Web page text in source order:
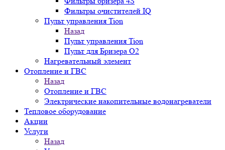
Фильтры очистителей IQ
Пульт управления Tion
Назад
Пульт управления Tion
Пульт для Бризера O2
Нагревательный элемент
Отопление и ГВС
Назад
Отопление и ГВС
Электрические накопительные водонагреватели
Тепловое оборудование
Акции
Услуги
Назад